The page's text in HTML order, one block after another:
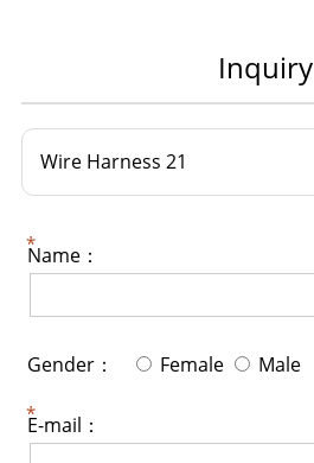
Inquiry
Wire Harness 21
Name：
Gender： Female Male
E-mail：